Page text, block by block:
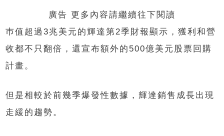
廣告 更多內容請繼續往下閱讀
巿值超過3兆美元的輝達第2季財報顯示，獲利和營
收都不只翻倍，還宣布額外的 500億美元股票回購
計畫。
但是相較於前幾季爆發性數據，輝達銷售成長出現
走緩的趨勢。